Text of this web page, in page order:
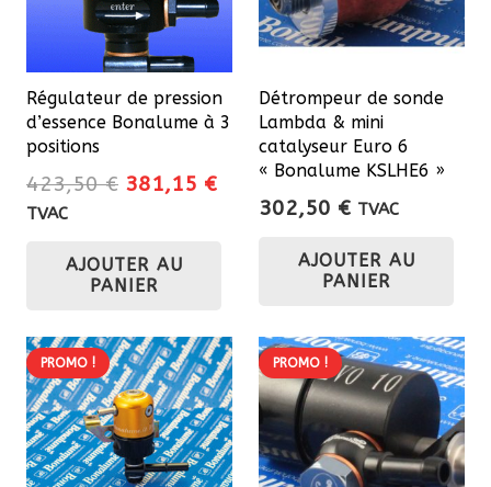
choisies
page
produit
Régulateur de pression
d’essence Bonalume à 3
positions
423,50€ Le
était :
423,50 €.
381,15 €Le
TVAC
AJOUTER AU
PANIER
Détrompeur de sonde
Lambda & mini
catalyseur Euro 6
« Bonalume KSLHE6 »
302,50 € TVAC
AJOUTER AU
PANIER
PROMO ! PROMO !